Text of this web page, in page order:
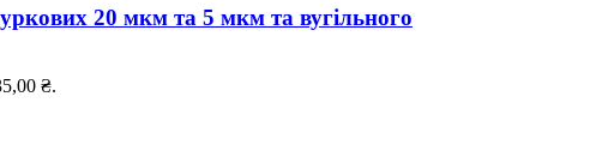
20 мкм та 5 мкм та вугільного
₴.